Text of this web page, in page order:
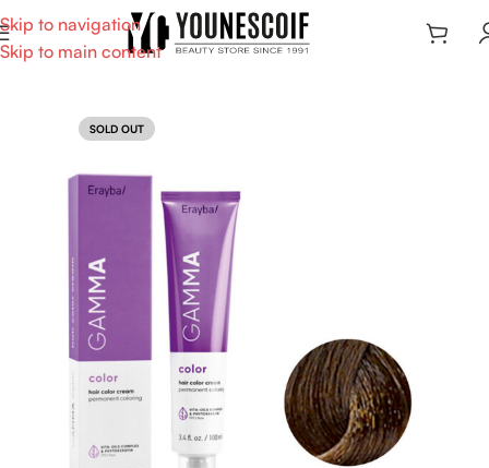
Skip to navigation
Skip to main content
SOLD OUT